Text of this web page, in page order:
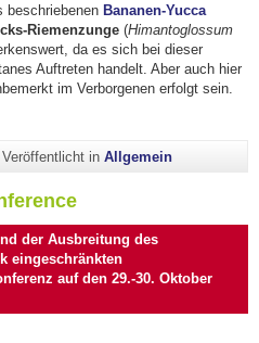
beschriebenen Bananen-Yucca
Riemenzunge (Himantoglossum
da es sich bei dieser
Auftreten handelt. Aber auch hier
im Verborgenen erfolgt sein.
Veröffentlicht in Allgemein
der Ausbreitung des
eingeschränkten
auf den 29.-30. Oktober